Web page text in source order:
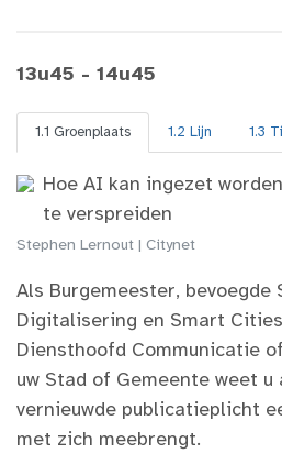
13u45 - 14u45
1.1 Groenplaats 1.2 Lijn 1.3
Hoe AI kan ingezet
te verspreiden
Stephen Lernout | Citynet
Als Burgemeester, bevoegde
Digitalisering en Smart
Diensthoofd Communicatie
uw Stad of Gemeente weet
vernieuwde publicatieplicht
met zich meebrengt.